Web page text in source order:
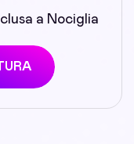
a Nociglia